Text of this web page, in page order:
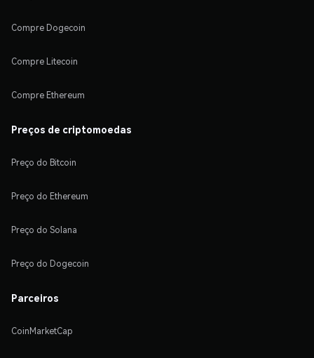
Compre Dogecoin
Compre Litecoin
Compre Ethereum
Preços de criptomoedas
Preço do Bitcoin
Preço do Ethereum
Preço do Solana
Preço do Dogecoin
Parceiros
CoinMarketCap